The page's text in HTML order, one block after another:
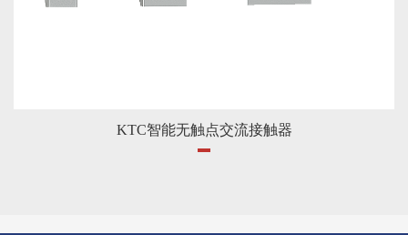
KTC智能无触点交流接触器